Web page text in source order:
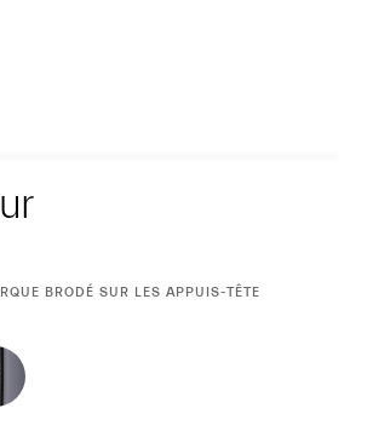
BRODÉ SUR LES APPUIS-TÊTE